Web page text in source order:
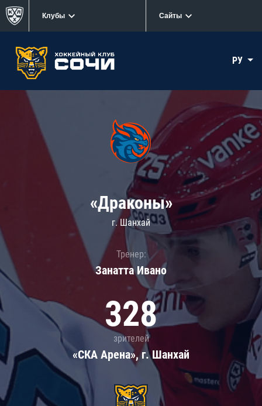
Клубы Сайты
РУ
«Драконы»
г. Шанхай
Тренер:
Занатта Иванo
328
зрителей
«СКА Арена», г. Шанхай